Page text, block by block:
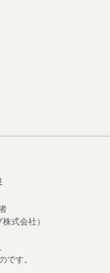
式会社）
です。